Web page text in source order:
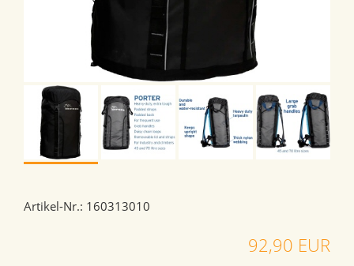
Artikel-Nr.: 160313010
92,90 EUR